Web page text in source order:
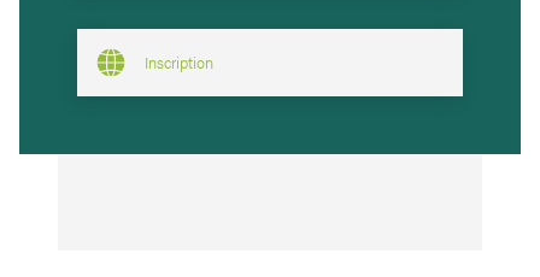
Inscription